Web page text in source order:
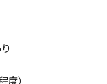
度）